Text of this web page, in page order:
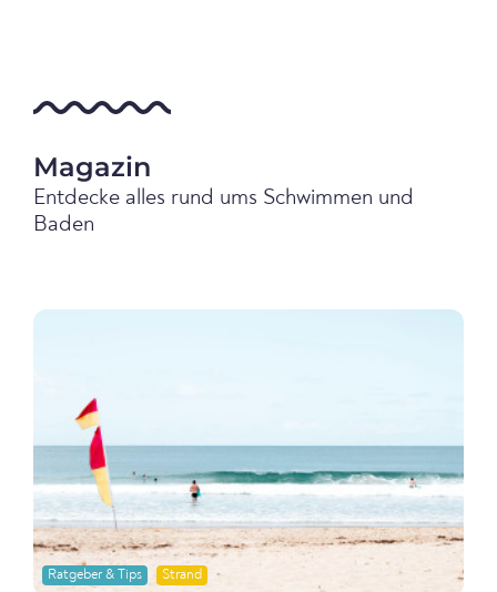
Magazin
Entdecke alles rund ums Schwimmen und
Baden
Ratgeber & Tips Strand